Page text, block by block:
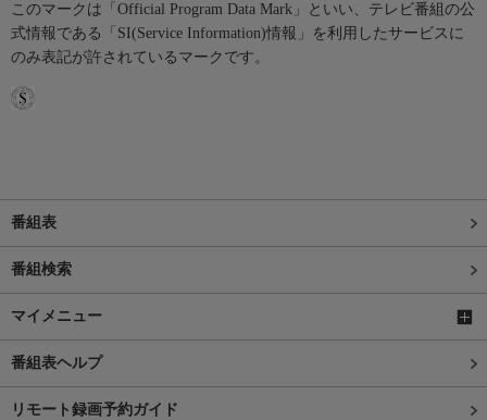
このマークは「Official Program Data Mark」といい、テレビ番組の公
式情報である「SI(Service Information)情報」を利用したサービスに
のみ表記が許されているマークです。
番組表
番組検索
マイメニュー
番組表ヘルプ
リモート録画予約ガイド